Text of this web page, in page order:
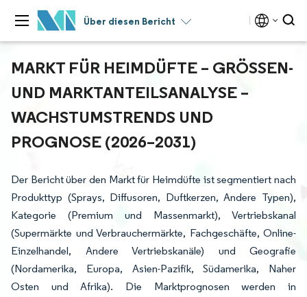
Über diesen Bericht
MARKT FÜR HEIMDÜFTE – GRÖSSEN- U
ND MARKTANTEILSANALYSE – W
ACHSTUMSTRENDS UND P
ROGNOSE (2026–2031)
Der Bericht über den Markt für Heimdüfte ist segmentiert nach
Produkttyp (Sprays, Diffusoren, Duftkerzen, Andere Typen),
Kategorie (Premium und Massenmarkt), Vertriebskanal
(Supermärkte und Verbrauchermärkte, Fachgeschäfte, Online-
Einzelhandel, Andere Vertriebskanäle) und Geografie
(Nordamerika, Europa, Asien-Pazifik, Südamerika, Naher
Osten und Afrika). Die Marktprognosen werden in